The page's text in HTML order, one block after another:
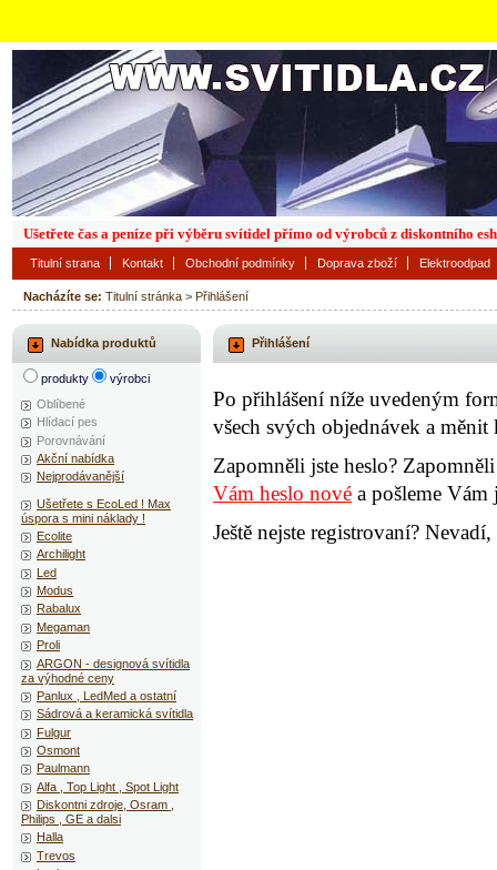
Nacházíte se: Titulní stránka > Přihlášení
Přihlášení
Po přihlášení níže uvedeným
všech svých objednávek a
Zapomněli jste heslo?
Vám heslo nové a pošleme Vám
Ještě nejste registrovaní? Nevadí,
Nabídka produktů
produkty
výrobci
Oblíbené
Hlídací pes
Porovnávání
Akční nabídka
Nejprodávanější
Ušetřete s EcoLed ! Max
úspora s mini náklady !
Ecolite
Archilight
Led
Modus
Rabalux
Megaman
Proli
ARGON - designová svítidla
za výhodné ceny
Panlux , LedMed a ostatní
Sádrová a keramická svítidla
Fulgur
Osmont
Paulmann
Alfa , Top Light , Spot Light
Diskontni zdroje, Osram ,
Philips , GE a dalsi
Halla
Trevos
Titulní strana Kontakt Obchodní podmínky Doprava zboží Elektroodpad
Ušetřete čas a peníze při výběru svítidel přímo od výrobců z diskontního